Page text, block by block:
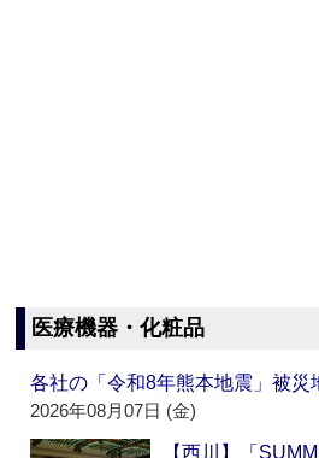
医療機器・化粧品
各社の「令和8年熊本地震」被災
2026年08月07日 (金)
【西川】「